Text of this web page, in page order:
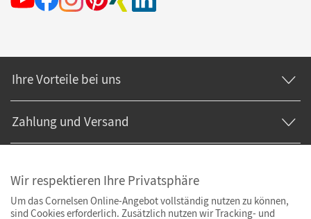
Ihre Vorteile bei uns
Zahlung und Versand
Wir respektieren Ihre Privatsphäre
Um das Cornelsen Online-Angebot vollständig nutzen zu können,
sind Cookies erforderlich. Zusätzlich nutzen wir Tracking- und